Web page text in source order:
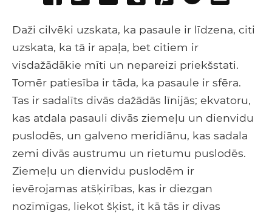
Facebook Google+Tumblr
Pocket
Daži cilvēki uzskata, ka pasaule ir līdzena, citi
uzskata, ka tā ir apaļa, bet citiem ir
visdažādākie mīti un nepareizi priekšstati.
Tomēr patiesība ir tāda, ka pasaule ir sfēra.
Tas ir sadalīts divās dažādās līnijās; ekvatoru,
kas atdala pasauli divās ziemeļu un dienvidu
puslodēs, un galveno meridiānu, kas sadala
zemi divās austrumu un rietumu puslodēs.
Ziemeļu un dienvidu puslodēm ir
ievērojamas atšķirības, kas ir diezgan
nozīmīgas, liekot šķist, it kā tās ir divas